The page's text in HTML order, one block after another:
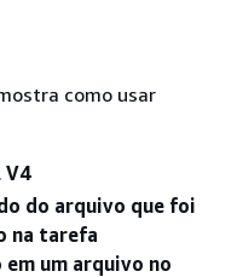
como usar
V4
do arquivo que foi
na tarefa
um arquivo no